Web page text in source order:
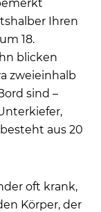
Ihren
18.
blicken
zweieinhalb
sind –
aus 20
oft krank,
Körper, der